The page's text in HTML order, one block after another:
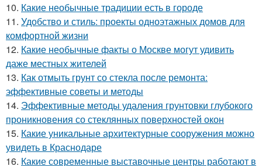
10. Какие необычные традиции есть в городе
11. Удобство и стиль: проекты одноэтажных домов для
комфортной жизни
12. Какие необычные факты о Москве могут удивить
даже местных жителей
13. Как отмыть грунт со стекла после ремонта:
эффективные советы и методы
14. Эффективные методы удаления грунтовки глубокого
проникновения со стеклянных поверхностей окон
15. Какие уникальные архитектурные сооружения можно
увидеть в Краснодаре
16. Какие современные выставочные центры работают в